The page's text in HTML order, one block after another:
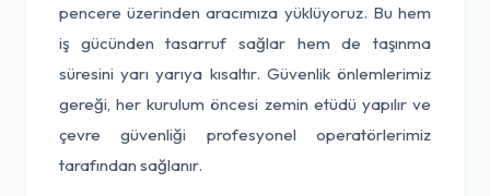
pencere üzerinden aracımıza yüklüyoruz. Bu hem
iş gücünden tasarruf sağlar hem de taşınma
süresini yarı yarıya kısaltır. Güvenlik önlemlerimiz
gereği, her kurulum öncesi zemin etüdü yapılır ve
çevre güvenliği profesyonel operatörlerimiz
tarafından sağlanır.